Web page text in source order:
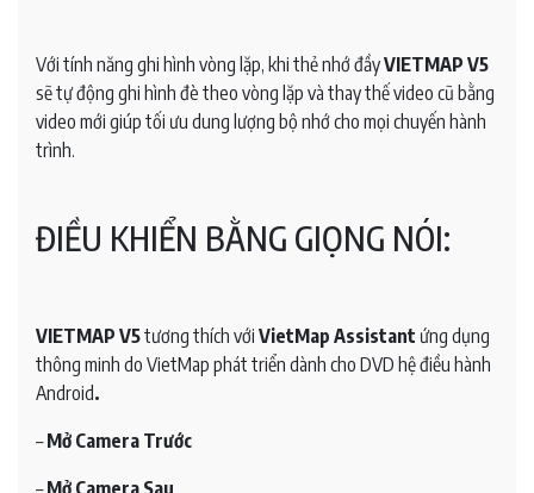
Với tính năng ghi hình vòng lặp, khi thẻ nhớ đầyVIETMAP V5
sẽ tự động ghi hình đè theo vòng lặp và thay thế video cũ bằng
video mới giúp tối ưu dung lượng bộ nhớ cho mọi chuyến hành
trình.
ĐIỀU KHIỂN BẰNG GIỌNG NÓI:
VIETMAP V5tương thích với VietMap Assistant ứng dụng
thông minh do VietMap phát triển dành cho DVD hệ điều hành
Android.
–Mở Camera Trước